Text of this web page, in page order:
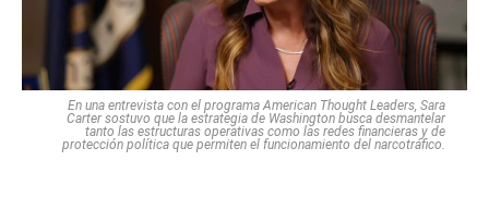
En una entrevista con el programa American Thought Leaders, Sara
Carter sostuvo que la estrategia de Washington busca desmantelar
tanto las estructuras operativas como las redes financieras y de
protección política que permiten el funcionamiento del narcotráfico.